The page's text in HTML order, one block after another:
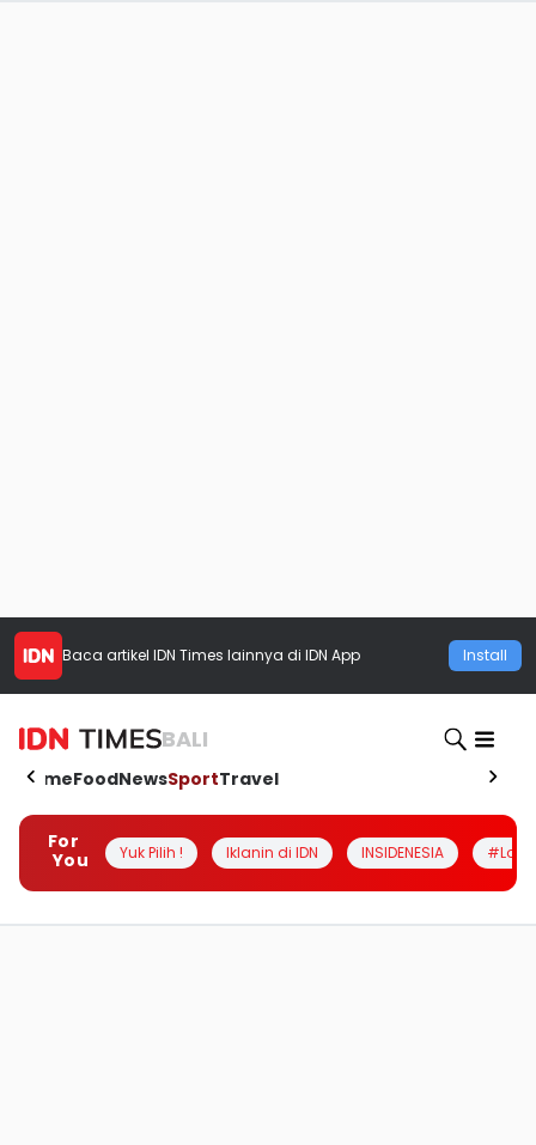
Baca artikel IDN Times lainnya di IDN App Install
BALI
HomeFoodNewsSportTravel
For
You
Yuk Pilih ! Iklanin di IDN INSIDENESIA